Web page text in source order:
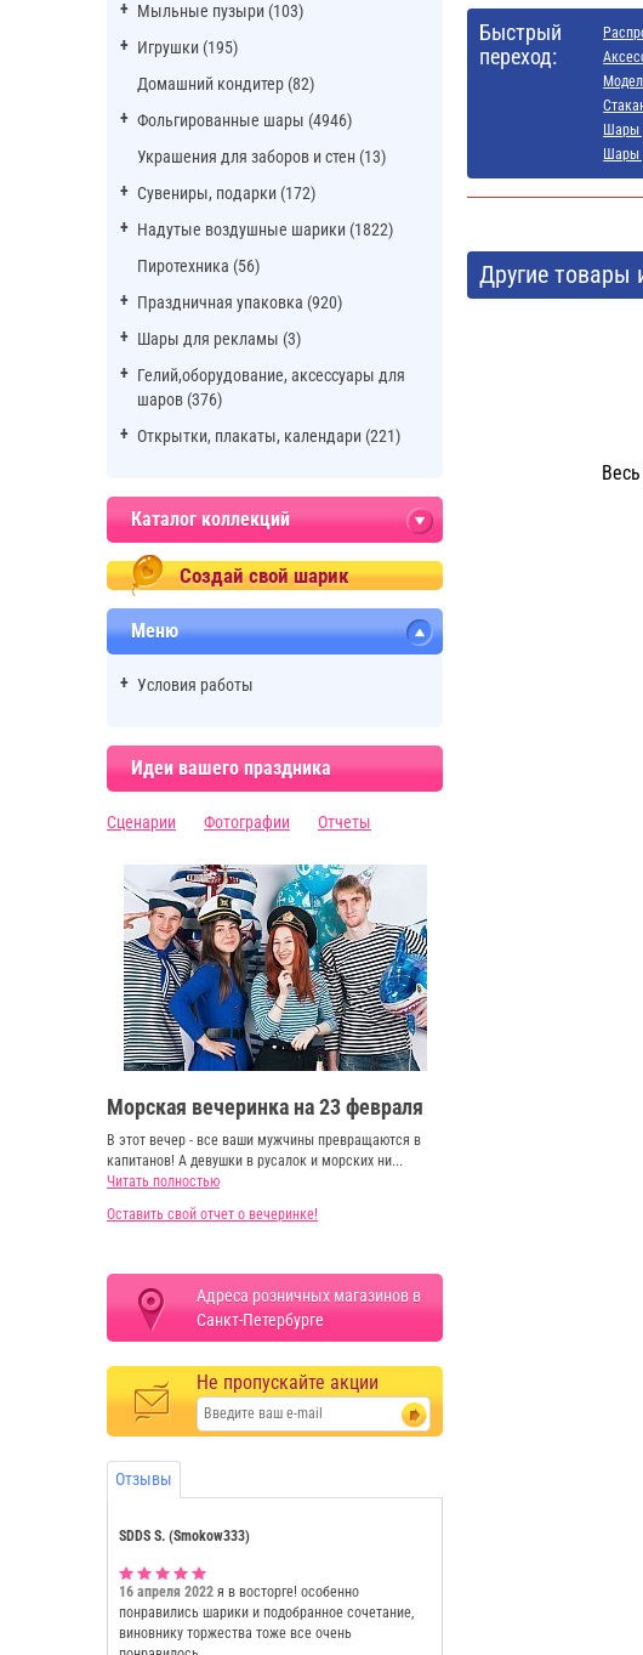
Мыльные пузыри (103)
Игрушки (195)
Домашний кондитер (82)
Фольгированные шары (4946)
Украшения для заборов и стен (13)
Сувениры, подарки (172)
Надутые воздушные шарики (1822)
Пиротехника (56)
Праздничная упаковка (920)
Шары для рекламы (3)
Гелий,оборудование, аксессуары для
шаров (376)
Открытки, плакаты, календари (221)
Каталог коллекций
Создай свой шарик
Меню
Условия работы
Идеи вашего праздника
Сценарии Фотографии Отчеты
Морская вечеринка на 23 февраля
В этот вечер - все ваши мужчины превращаются в
капитанов! А девушки в русалок и морских ни...
Читать полностью
Оставить свой отчет о вечеринке!
Адреса розничных магазинов в
Санкт-Петербурге
Не пропускайте акции
Отзывы
SDDS S. (Smokow333)
16 апреля 2022 я в восторге! особенно
понравились шарики и подобранное сочетание,
виновнику торжества тоже все очень
Быстрый
переход:
Шары
Шары
Другие товары